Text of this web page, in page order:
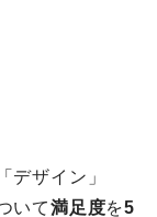
デザイン」
いて満足度を5